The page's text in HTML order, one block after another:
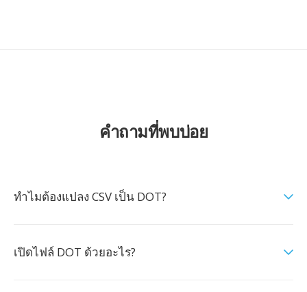
คำถามที่พบบ่อย
ทำไมต้องแปลง CSV เป็น DOT?
เปิดไฟล์ DOT ด้วยอะไร?